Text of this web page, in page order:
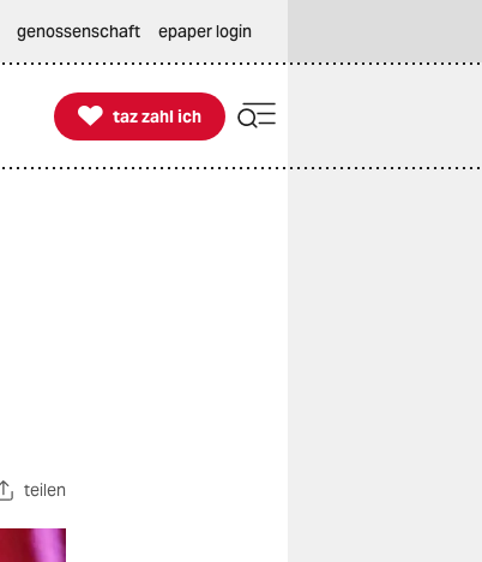
genossenschaft epaper login

taz zahl ich
taz zahl ich
teilen